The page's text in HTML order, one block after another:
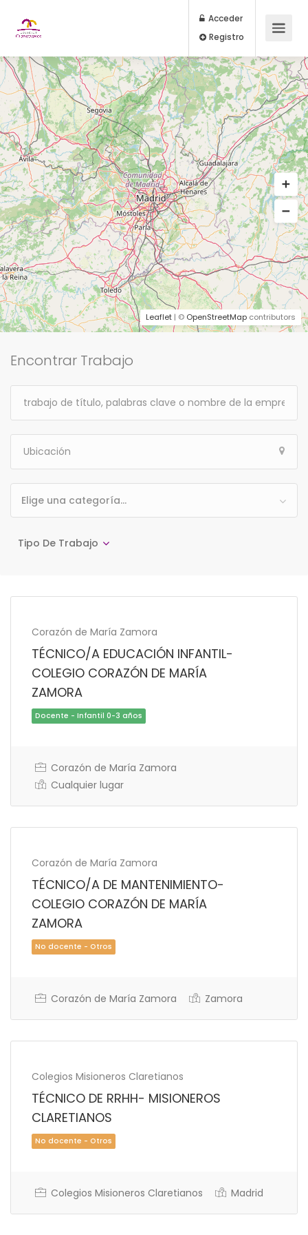
Acceder
Encontrar Trabajo
Elige una categoría…
Tipo De Trabajo
Corazón de María Zamora
TÉCNICO/A EDUCACIÓN INFANTIL-
COLEGIO CORAZÓN DE MARÍA
ZAMORA
Corazón de María Zamora
Cualquier lugar
Corazón de María Zamora
TÉCNICO/A DE MANTENIMIENTO-
COLEGIO CORAZÓN DE MARÍA
ZAMORA
No docente - Otros
Corazón de María Zamora Zamora
Colegios Misioneros Claretianos
TÉCNICO DE RRHH- MISIONEROS
CLARETIANOS
Colegios Misioneros Claretianos Madrid
Leaflet | © OpenStreetMap contributors